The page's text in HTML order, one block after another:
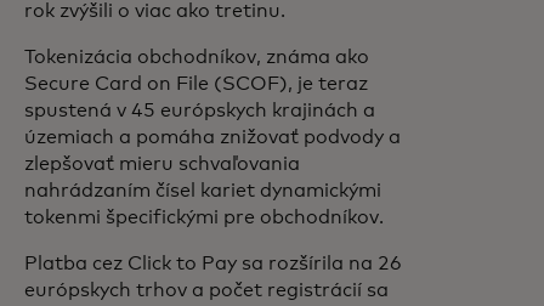
rok zvýšili o viac ako tretinu.
Tokenizácia obchodníkov, známa ako
Secure Card on File (SCOF), je teraz
spustená v 45 európskych krajinách a
územiach a pomáha znižovať podvody a
zlepšovať mieru schvaľovania
nahrádzaním čísel kariet dynamickými
tokenmi špecifickými pre obchodníkov.
Platba cez Click to Pay sa rozšírila na 26
európskych trhov a počet registrácií sa